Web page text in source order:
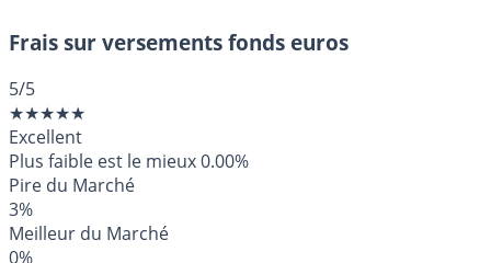
Frais sur versements fonds euros
5/5
★★★★★
Excellent
Plus faible est le mieux0.00%
Pire du Marché
3%
Meilleur du Marché
0%